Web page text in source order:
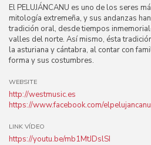
El PELUJÁNCANU es uno de los seres
mitología extremeña, y sus andanzas
tradición oral, desde tiempos
valles del norte. Así mismo, ésta
la asturiana y cántabra, al contar con
forma y sus costumbres.
WEBSITE
http://westmusic.es
https://www.facebook.com/elpelujancanu
LINK VÍDEO
https://youtu.be/mb1MtJDslSI